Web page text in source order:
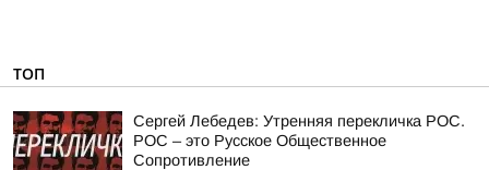
ТОП
Сергей Лебедев: Утренняя перекличка РОС.
РОС – это Русское Общественное
Сопротивление